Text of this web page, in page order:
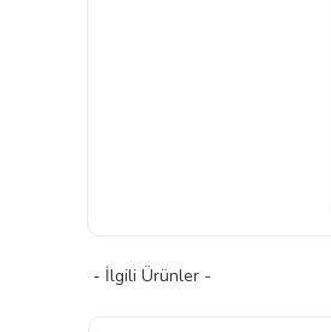
- İlgili Ürünler -